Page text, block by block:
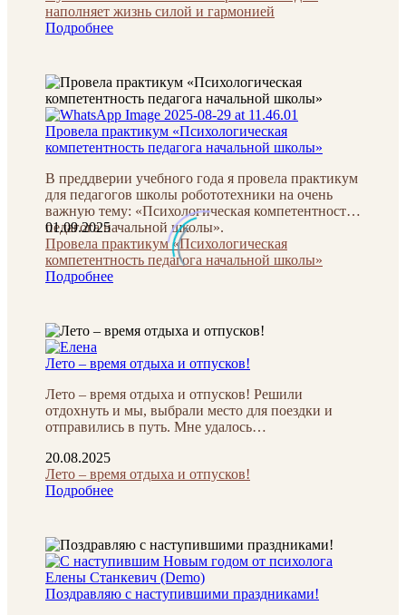
наполняет жизнь силой и гармонией
Подробнее
Провела практикум «Психологическая
компетентность педагога начальной школы»
В преддверии учебного года я провела практикум
для педагогов школы робототехники на очень
важную тему: «Психологическая компетентность
педагога начальной школы».
01.09.2025
Провела практикум «Психологическая
компетентность педагога начальной школы»
Подробнее
Лето – время отдыха и отпусков!
Лето – время отдыха и отпусков! Решили
отдохнуть и мы, выбрали место для поездки и
отправились в путь. Мне удалось…
20.08.2025
Лето – время отдыха и отпусков!
Подробнее
Поздравляю с наступившими праздниками!